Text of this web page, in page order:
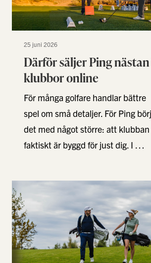
25 juni 2026
Därför säljer Ping
klubbor online
För många golfare handlar bättre
spel om små detaljer. För Ping
det med något större: att klubban
faktiskt är byggd för just dig. I …